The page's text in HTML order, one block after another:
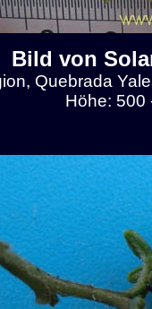
Bild von
Quebrada
Höhe: 500